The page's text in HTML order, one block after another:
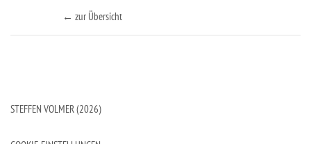
← zur Übersicht
STEFFEN VOLMER (2026)